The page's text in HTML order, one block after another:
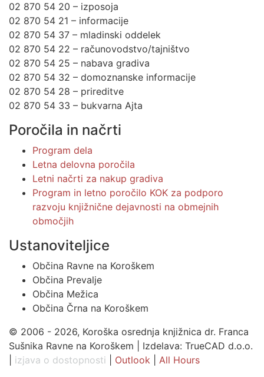
02 870 54 20 – izposoja
02 870 54 21 – informacije
02 870 54 37 – mladinski oddelek
02 870 54 22 – računovodstvo/tajništvo
02 870 54 25 – nabava gradiva
02 870 54 32 – domoznanske informacije
02 870 54 28 – prireditve
02 870 54 33 – bukvarna Ajta
Poročila in načrti
Program dela
Letna delovna poročila
Letni načrti za nakup gradiva
Program in letno poročilo KOK za podporo
razvoju knjižnične dejavnosti na obmejnih
območjih
Ustanoviteljice
Občina Ravne na Koroškem
Občina Prevalje
Občina Mežica
Občina Črna na Koroškem
© 2006 - 2026, Koroška osrednja knjižnica dr. Franca
Sušnika Ravne na Koroškem | Izdelava: TrueCAD d.o.o.
izjava o dostopnosti Outlook
All Hours